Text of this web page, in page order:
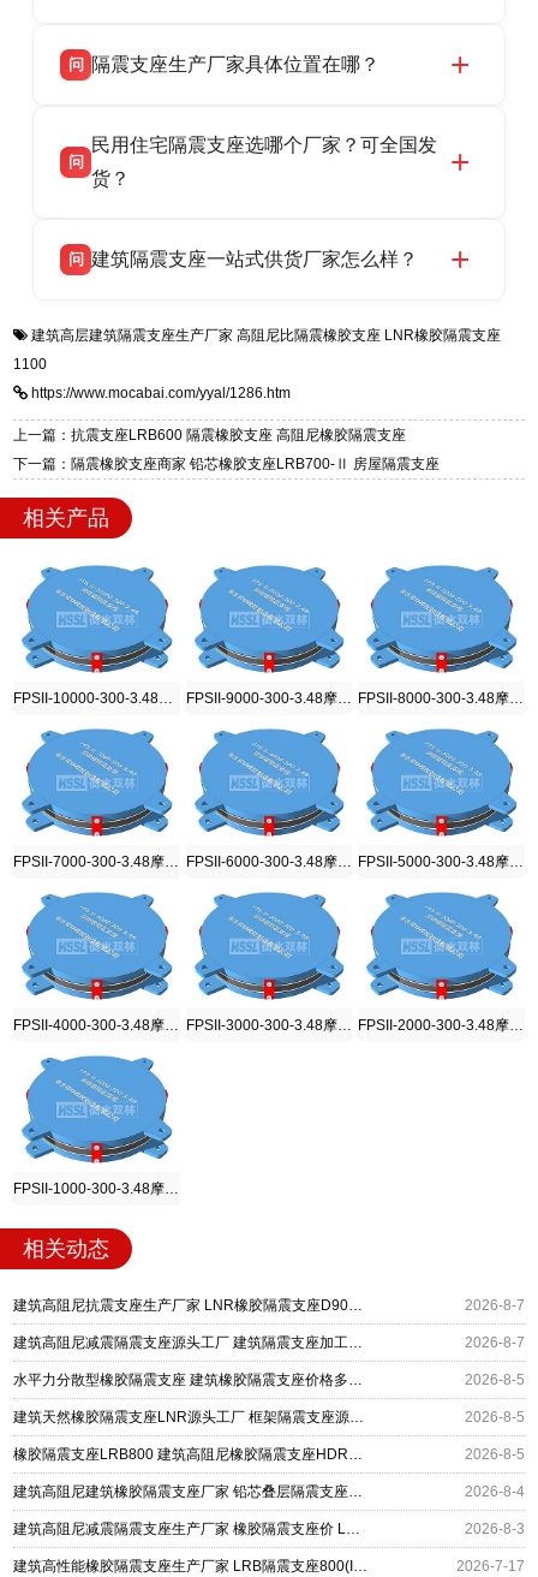
话：13323182312。
品资质齐全，每批次产品均配有正规第三方检测
货，厂家电话：13323182312，地址迎宾大街 9
号北方工业基地。
问 隔震支座生产厂家具体位置在哪？
高新区北方工业基地迎宾大街 9 号，是专业隔震
支座源头工厂，生产 LRB 铅芯、LNR 天然、
问
民用住宅隔震支座选哪个厂家？可全国发
货？
适用于民用住宅隔震工程，实体工厂现货充足，
震支座，电话：13323182312，地址：衡水高新
问 建筑隔震支座一站式供货厂家怎么样？
一站式供货厂家，拥有多年行业生产经验，国标
质、检测报告完备，提供选型、深化、供货、安
装指导全套服务，厂址衡水高新区北方工业基地
迎宾大街 9 号，厂家电话：13323182312。
建筑高层建筑隔震支座生产厂家 高阻尼比隔震橡胶支座 LNR橡胶隔震支座
1100
https://www.mocabai.com/yyal/1286.htm
上一篇：抗震支座LRB600 隔震橡胶支座 高阻尼橡胶隔震支座
下一篇：隔震橡胶支座商家 铅芯橡胶支座LRB700-Ⅱ 房屋隔震支座
相关产品
FPSII-9000-300-3.48摩擦摆隔震支座
FPSII-6000-300-3.48摩擦摆隔震支座
FPSII-3000-300-3.48摩擦摆隔震支座
相关动态
建筑高阻尼抗震支座生产厂家 LNR橡胶隔震支座D900 铅芯建筑橡胶隔震支座 2026-8-7
建筑高阻尼减震隔震支座源头工厂 建筑隔震支座加工生产厂家 LNR400天然橡胶支座厂家电话 2026-8-7
水平力分散型橡胶隔震支座 建筑橡胶隔震支座价格多少 建筑高阻尼高阻尼橡胶隔震支座厂家 2026-8-5
建筑天然橡胶隔震支座LNR源头工厂 框架隔震支座源头工厂 建筑高阻尼减橡胶隔震支座厂家 2026-8-5
橡胶隔震支座LRB800 建筑高阻尼橡胶隔震支座HDR600厂家 防震橡胶隔震支座什么价格 2026-8-5
建筑高阻尼建筑橡胶隔震支座厂家 铅芯叠层隔震支座厂家 LNR1400支座厂家 2026-8-4
建筑高阻尼减震隔震支座生产厂家 橡胶隔震支座价 LNR1300橡胶隔震支座厂家电话 2026-8-3
建筑高性能橡胶隔震支座生产厂家 LRB隔震支座800(II型) 建筑摩擦摆隔震支座(FPS) 2026-7-17